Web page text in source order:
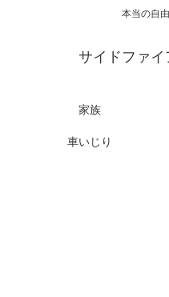
本当の自
サイドファイ
家族
車いじり